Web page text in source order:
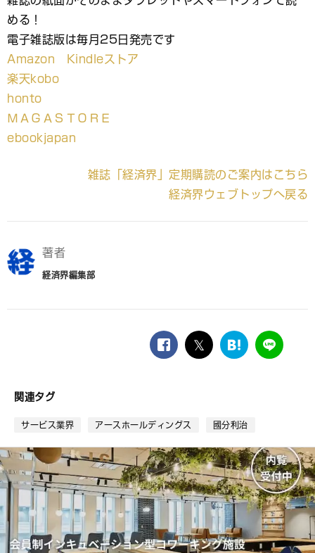
める！
電子雑誌版は毎月25日発売です
Amazon Kindleストア
楽天kobo
honto
ＭＡＧＡＳＴＯＲＥ
ebookjapan
雑誌「経済界」定期購読のご案内はこちら
経済界ウェブトップへ戻る
著者
経済界編集部
facebook
twitter
は
ク
ー
ク
LINE
関連タグ
サービス業界 アースホールディングス 國分利治